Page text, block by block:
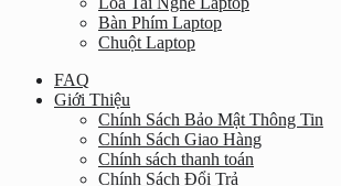
Bàn Phím Laptop
Chuột Laptop
FAQ
Giới Thiệu
Chính Sách Bảo Mật Thông Tin
Chính Sách Giao Hàng
Chính sách thanh toán
Chính Sách Đổi Trả